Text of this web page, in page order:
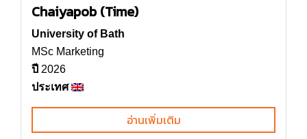
Chaiyapob (Time)
University of Bath
MSc Marketing
ปี 2026
ประเทศ
อ่านเพิ่มเติม